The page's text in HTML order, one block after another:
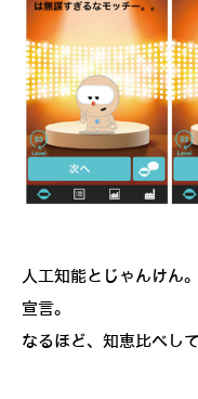
人工知能とじゃんけん
宣言。
なるほど、知恵比べし